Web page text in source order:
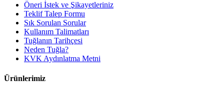
Öneri İstek ve Şikayetleriniz
Teklif Talep Formu
Sık Sorulan Sorular
Kullanım Talimatları
Tuğlanın Tarihçesi
Neden Tuğla?
KVK Aydınlatma Metni
Ürünlerimiz